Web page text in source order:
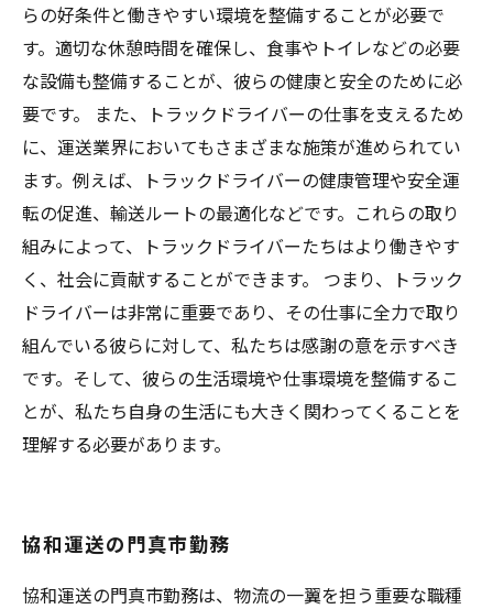
らの好条件と働きやすい環境を整備することが必要で
す。適切な休憩時間を確保し、食事やトイレなどの必要
な設備も整備することが、彼らの健康と安全のために必
要です。 また、トラックドライバーの仕事を支えるため
に、運送業界においてもさまざまな施策が進められてい
ます。例えば、トラックドライバーの健康管理や安全運
転の促進、輸送ルートの最適化などです。これらの取り
組みによって、トラックドライバーたちはより働きやす
く、社会に貢献することができます。 つまり、トラック
ドライバーは非常に重要であり、その仕事に全力で取り
組んでいる彼らに対して、私たちは感謝の意を示すべき
です。そして、彼らの生活環境や仕事環境を整備するこ
とが、私たち自身の生活にも大きく関わってくることを
理解する必要があります。
協和運送の門真市勤務
協和運送の門真市勤務は、物流の一翼を担う重要な職種